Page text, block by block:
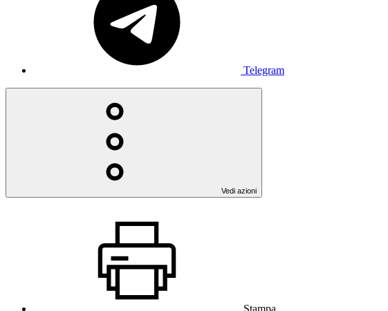
Telegram
Vedi azioni
Stampa